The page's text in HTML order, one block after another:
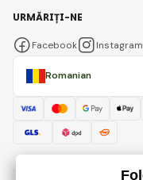
Romanian
URMĂRIȚI-NE
Facebook Instagram